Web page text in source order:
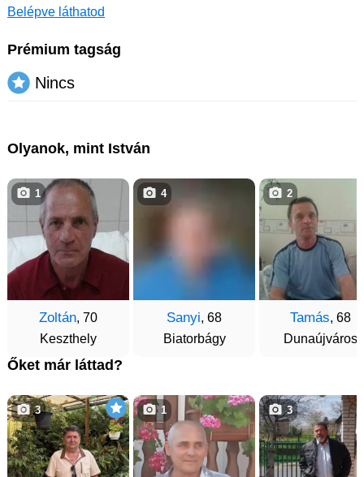
Belépve láthatod
Prémium tagság
Nincs
Olyanok, mint István
Zoltán, 70
Keszthely
1
Sanyi, 68
Biatorbágy
4
Tamás, 68
Dunaújváros
2
Őket már láttad?
3 1 3